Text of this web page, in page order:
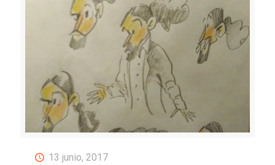
13 junio, 2017